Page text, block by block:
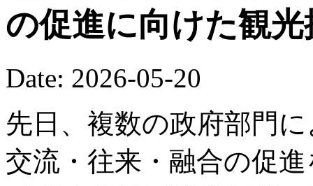
の促進に向けた観
Date: 2026-05-20
先日、複数の政府部門
交流・往来・融合の促